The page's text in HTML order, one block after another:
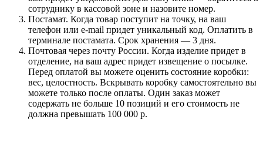
сотруднику в кассовой зоне и назовите номер.
Постамат. Когда товар поступит на точку, на ваш
телефон или e-mail придет уникальный код. Оплатить в
терминале постамата. Срок хранения — 3 дня.
Почтовая через почту России. Когда изделие придет в
отделение, на ваш адрес придет извещение о посылке.
Перед оплатой вы можете оценить состояние коробки:
вес, целостность. Вскрывать коробку самостоятельно вы
можете только после оплаты. Один заказ может
содержать не больше 10 позиций и его стоимость не
должна превышать 100 000 р.